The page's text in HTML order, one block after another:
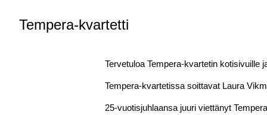
Tempera-kvartetti
Tervetuloa Tempera-kvartetin kotisivuille
Tempera-kvartetissa soittavat Laura
25-vuotisjuhlaansa juuri viettänyt